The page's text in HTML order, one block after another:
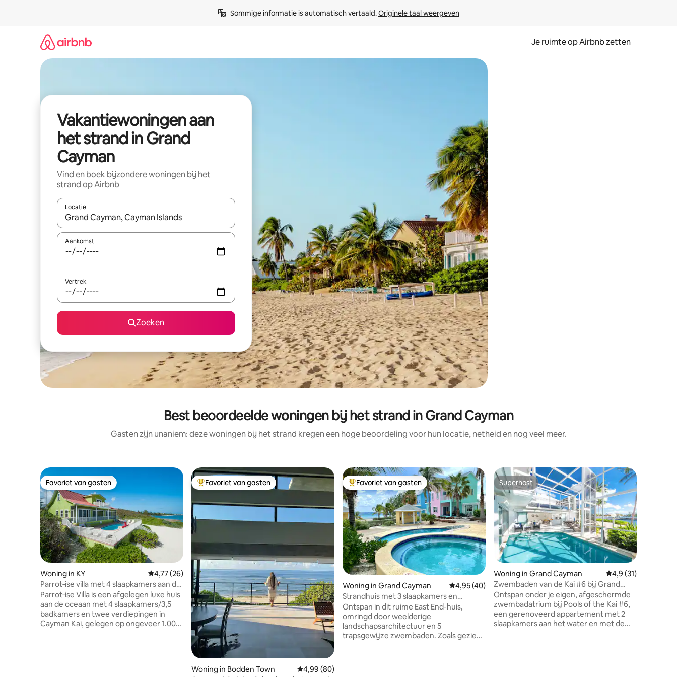
Sommige informatie is automatisch vertaald. Originele taal weergeven
Je ruimte op Airbnb zetten
Vakantiewoningen aan
het strand in Grand
Cayman
Vind en boek bijzondere woningen bij het
strand op Airbnb
Locatie
Wanneer er suggesties beschikbaar zijn, maak je een keuze met je de pijltjestoetsen omhoog en omlaag, óf door te tikken of swipen.
Aankomst
Vertrek
Zoeken
Best beoordeelde woningen bij het strand in Grand Cayman
Gasten zijn unaniem: deze woningen bij het strand kregen een hoge beoordeling voor hun locatie, netheid en nog veel meer.
Favoriet van gasten
Favoriet van gasten
Woning in KY Gemiddelde beoordeling van 4,77 uit 5, 26 recensies
4,77 (26)
Parrot‑ise villa met 4 slaapkamers aan de
oceaan - Zwembad en tiki-bar
Parrot‑ise Villa is een afgelegen luxe huis
aan de oceaan met 4 slaapkamers/3,5
badkamers en twee verdiepingen in
Cayman Kai, gelegen op ongeveer 1.000
Topfavoriet van gasten
Favoriet van gasten
Woning in Bodden Town Gemiddelde beoordeling van 4,99 uit 5, 80 recensies
4,99 (80)
Topfavoriet van gasten
Favoriet van gasten
Woning in Grand Cayman Gemiddelde beoordeling van 4,95 uit 5, 40 recensies
4,95 (40)
Strandhuis met 3 slaapkamers en
zwembaden
Ontspan in dit ruime East End-huis,
omringd door weelderige
landschapsarchitectuur en 5
trapsgewijze zwembaden. Zoals gezien
Superhost
Superhost
Woning in Grand Cayman Gemiddelde
4,9 (31)
Zwembaden van de Kai #6 bij Grand
Cayman Villas
Ontspan onder je eigen, afgeschermde
zwembadatrium bij Pools of the Kai #6,
een gerenoveerd appartement met 2
slaapkamers aan het water en met de